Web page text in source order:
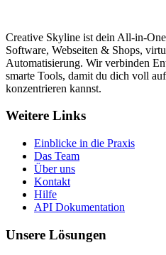
Creative Skyline ist dein All-in-
Software, Webseiten & Shops,
Automatisierung. Wir verbinden
smarte Tools, damit du dich voll
konzentrieren kannst.
Weitere Links
Einblicke in die Praxis
Das Team
Über uns
Kontakt
Hilfe
API Dokumentation
Unsere Lösungen